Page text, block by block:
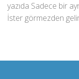
yazıda Sadece bir
İster görmezden